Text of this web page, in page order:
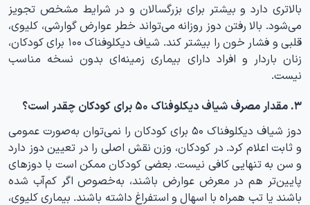
بالاتری دارد و بیشتر برای بزرگسالان و در شرایط مشخص تجویز
می‌شود. بالا رفتن دوز روزانه می‌تواند خطر عوارض گوارشی، کلیوی،
قلبی و فشار خون را بیشتر کند. شیاف دیکلوفناک ۱۰۰ برای کودکان،
زنان باردار و افراد دارای بیماری زمینه‌ای بدون نسخه مناسب
نیست.
۳. مقدار مصرف شیاف دیکلوفناک ۵۰ برای کودکان چقدر است؟
دوز شیاف دیکلوفناک ۵۰ برای کودکان را نمی‌توان به‌صورت عمومی
و ثابت اعلام کرد. در کودکان، وزن نقش اصلی را در تعیین دوز دارد
و سن به تنهایی کافی نیست. بعضی کودکان ممکن است با دوزهای
پایین‌تر هم در معرض عوارض باشند، به‌خصوص اگر کم‌آب شده
باشند یا تب همراه با اسهال و استفراغ داشته باشند. بیماری کلیوی،